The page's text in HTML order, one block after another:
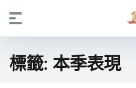
標籤: 本季表現